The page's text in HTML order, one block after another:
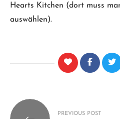
Hearts Kitchen (dort muss
auswählen).
Beitragsnavigation
PREVIOUS POST